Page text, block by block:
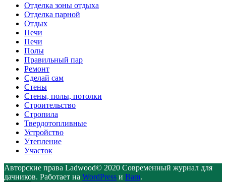
Отделка зоны отдыха
Отделка парной
Отдых
Печи
Печи
Полы
Правильный пар
Ремонт
Сделай сам
Стены
Стены, полы, потолки
Строительство
Стропила
Твердотопливные
Устройство
Утепление
Участок
Авторские права Ladwood© 2020 Современный журнал для
дачников. Работает на WordPress и Bam.